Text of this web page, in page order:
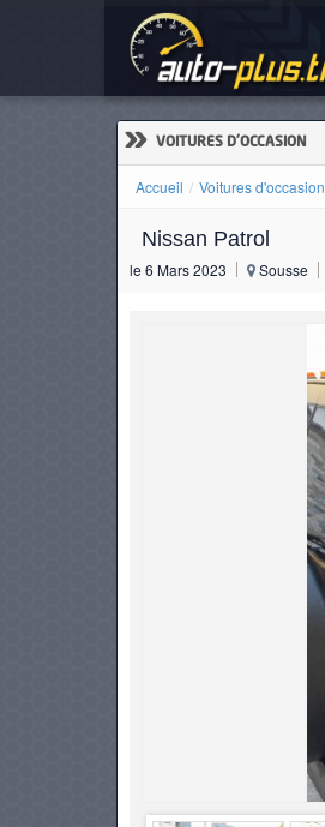
» VOITURES D'OCCASION
Accueil Voitures d'occasion
Nissan Patrol
le 6 Mars 2023 Sousse
ACTUALITÉS